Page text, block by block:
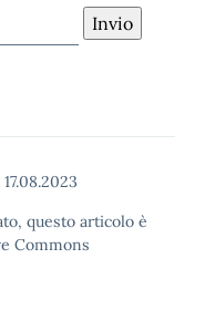
17.08.2023
questo articolo è
Commons